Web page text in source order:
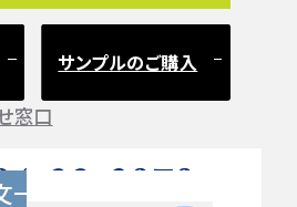
サンプルのご購入
窓口
33-2070